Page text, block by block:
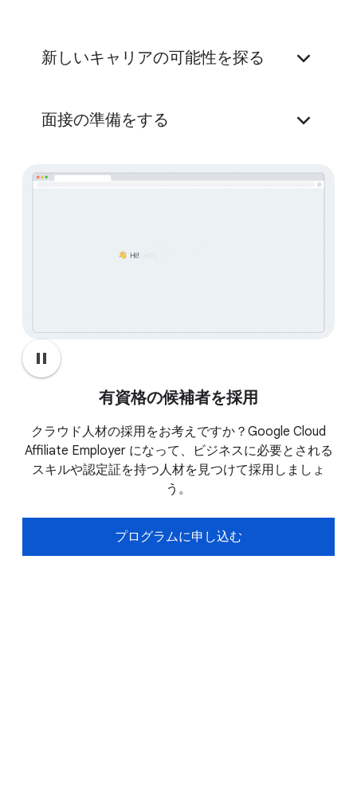
新しいキャリアの可能性を探る
面接の準備をする
pause
有資格の候補者を採用
クラウド人材の採用をお考えですか？Google Cloud
Affiliate Employer になって、ビジネスに必要とされる
スキルや認定証を持つ人材を見つけて採用しましょ
う。
プログラムに申し込む